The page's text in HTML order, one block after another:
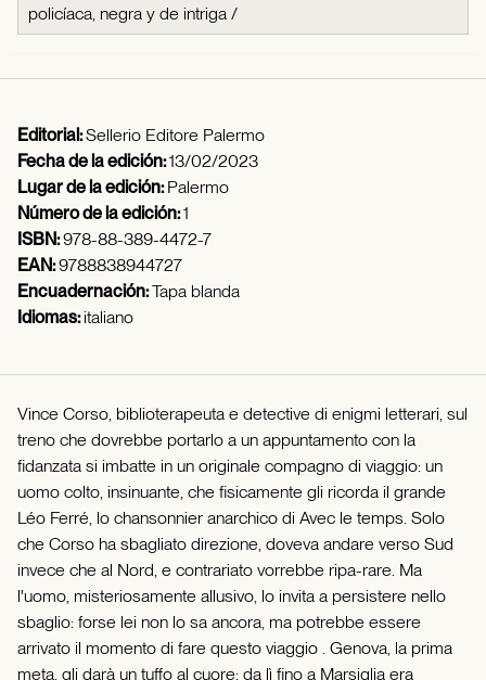
policíaca, negra y de intriga /
Editorial:Sellerio Editore Palermo
Fecha de la edición:13/02/2023
Lugar de la edición:Palermo
Número de la edición:1
ISBN:978-88-389-4472-7
EAN:9788838944727
Encuadernación:Tapa blanda
Idiomas:italiano
Vince Corso, biblioterapeuta e detective di enigmi letterari, sul
treno che dovrebbe portarlo a un appuntamento con la
fidanzata si imbatte in un originale compagno di viaggio: un
uomo colto, insinuante, che fisicamente gli ricorda il grande
Léo Ferré, lo chansonnier anarchico di Avec le temps. Solo
che Corso ha sbagliato direzione, doveva andare verso Sud
invece che al Nord, e contrariato vorrebbe ripa-rare. Ma
l'uomo, misteriosamente allusivo, lo invita a persistere nello
sbaglio: forse lei non lo sa ancora, ma potrebbe essere
arrivato il momento di fare questo viaggio . Genova, la prima
meta, gli darà un tuffo al cuore: da lì fino a Marsiglia era